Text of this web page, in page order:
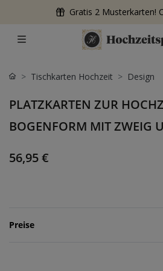
Gratis 2 Musterkarten!
Tischkarten Hochzeit Design
PLATZKARTEN ZUR
BOGENFORM MIT ZWEIG
56,95 €
Preise